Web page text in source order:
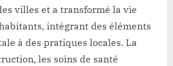
villes et a transformé la vie
intégrant des éléments
à des pratiques locales. La
les soins de santé